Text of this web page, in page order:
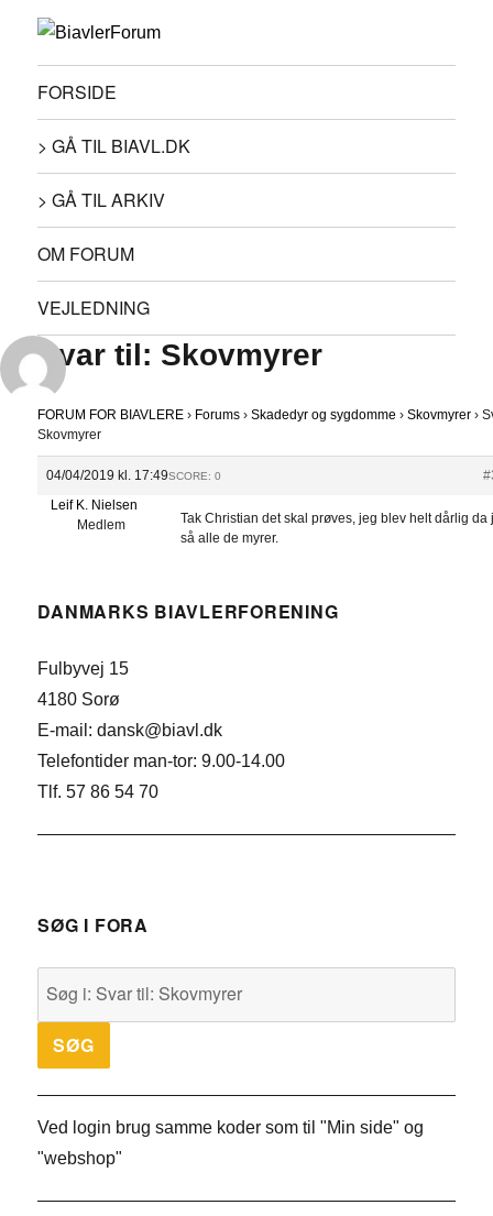
FORSIDE
> GÅ TIL BIAVL.DK
> GÅ TIL ARKIV
OM FORUM
VEJLEDNING
Svar til: Skovmyrer
FORUM FOR BIAVLERE › Forums › Skadedyr og sygdomme › Skovmyrer ›
Skovmyrer
04/04/2019 kl. 17:49SCORE: 0
Leif K. Nielsen
Medlem
Tak Christian det skal prøves, jeg blev helt dårlig da
så alle de myrer.
DANMARKS BIAVLERFORENING
Fulbyvej 15
4180 Sorø
E-mail: dansk@biavl.dk
Telefontider man-tor: 9.00-14.00
Tlf. 57 86 54 70
SØG I FORA
Ved login brug samme koder som til "Min side" og
"webshop"